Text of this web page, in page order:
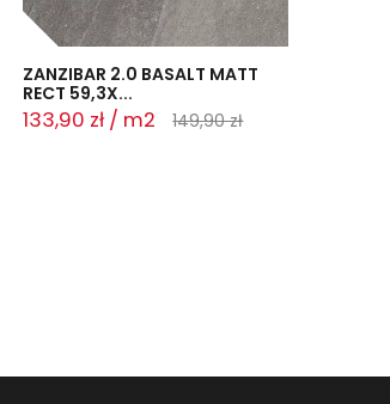
ZANZIBAR 2.0 BASALT MATT
RECT 59,3X...
133,90 zł / m2 149,90 zł